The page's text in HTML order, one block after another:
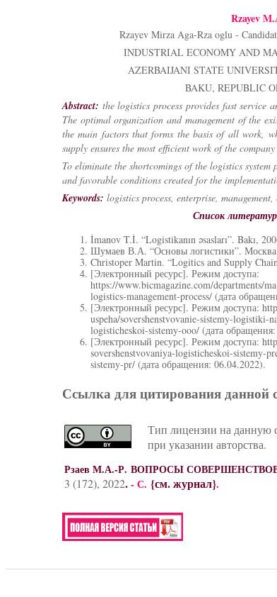
Rzayev
Rzayev Mirza Aga-Rza oglu -
INDUSTRIAL ECONOMY AND
AZERBAIJANI STATE
BAKU, REPUBLIC
Abstract: the logistics process provides fast service
The optimal organization and management of the
the main factors that forms the basis of all work,
supply ensures the most efficient work of the
To eliminate the shortcomings of the logistics system
and favorable conditions created for the
Keywords: logistics process, enterprise,
Список
İmanov T.İ. “Logistikanın əsasları”. Bakı,
Шумаев В.А. “Основы логистики”.
Christoper Martin. “Logitics and Supply
[Электронный ресурс]. Режим доступа:
https://www.bicmagazine.com/departments/
logistics-management-process/ (дата
[Электронный ресурс]. Режим доступа:
uspeha/sovershenstvovanie-sistemy-logistiki-
logisticheskoi-sistemy-ooo/ (дата
[Электронный ресурс]. Режим доступа:
sovershenstvovaniya-logisticheskoi-sistemy-
sistemy-pr/ (дата обращения: 06.04.2022).
Ссылка для цитирования данной
Тип лицензии на данную
при указании авторства.
Рзаев М.А.-Р. ВОПРОСЫ
3 (172), 2022.- С. {см. журнал}.